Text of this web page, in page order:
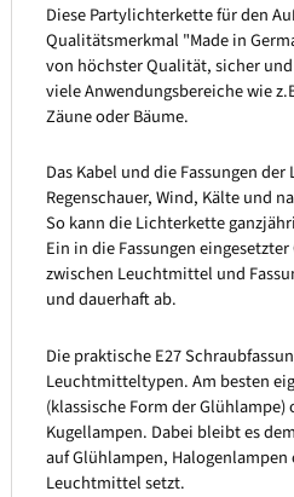
Diese Partylichterkette für den
Qualitätsmerkmal "Made in
von höchster Qualität, sicher
viele Anwendungsbereiche wie
Zäune oder Bäume.
Das Kabel und die Fassungen
Regenschauer, Wind, Kälte und
So kann die Lichterkette
Ein in die Fassungen
zwischen Leuchtmittel und
und dauerhaft ab.
Die praktische E27
Leuchtmitteltypen. Am besten
(klassische Form der Glühlampe)
Kugellampen. Dabei bleibt es
auf Glühlampen, Halogenlampen
Leuchtmittel setzt.